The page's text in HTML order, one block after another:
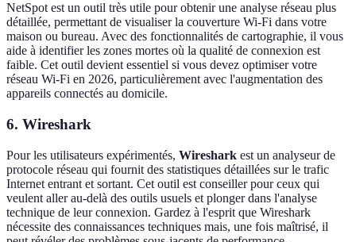
NetSpot est un outil très utile pour obtenir une analyse réseau plus
détaillée, permettant de visualiser la couverture Wi-Fi dans votre
maison ou bureau. Avec des fonctionnalités de cartographie, il vous
aide à identifier les zones mortes où la qualité de connexion est
faible. Cet outil devient essentiel si vous devez optimiser votre
réseau Wi-Fi en 2026, particulièrement avec l'augmentation des
appareils connectés au domicile.
6. Wireshark
Pour les utilisateurs expérimentés, Wireshark est un analyseur de
protocole réseau qui fournit des statistiques détaillées sur le trafic
Internet entrant et sortant. Cet outil est conseiller pour ceux qui
veulent aller au-delà des outils usuels et plonger dans l'analyse
technique de leur connexion. Gardez à l'esprit que Wireshark
nécessite des connaissances techniques mais, une fois maîtrisé, il